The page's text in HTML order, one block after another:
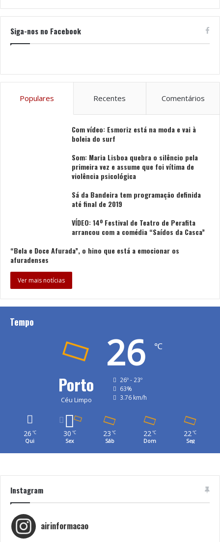
Siga-nos no Facebook
Populares Recentes Comentários
Com vídeo: Esmoriz está na moda e vai à
boleia do surf
Som: Maria Lisboa quebra o silêncio pela
primeira vez e assume que foi vítima de
violência psicológica
Sá da Bandeira tem programação definida
até final de 2019
VÍDEO: 14º Festival de Teatro de Perafita
arrancou com a comédia “Saídos da Casca”
“Bela e Doce Afurada”, o hino que está a emocionar os
afuradenses
Ver mais notícias
Tempo
Porto
Céu Limpo
26 ℃
26º - 23º
63%
3.76 km/h
26 ℃
Qui
30 ℃
Sex
23 ℃
Sáb
22℃
Dom
22℃
Seg
Instagram
airinformacao